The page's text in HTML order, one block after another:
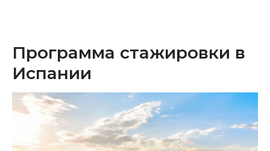
Программа стажировки в
Испании